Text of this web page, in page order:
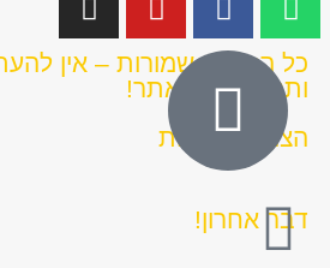
כל הזכויות שמורות – אין
ותמונות) מהאתר!
הצהרת נגישות
דבר אחרון!